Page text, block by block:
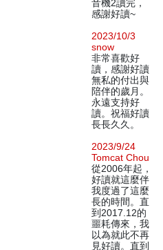
音機2讀完，
感謝好讀~
2023/10/3
snow
非常喜歡好
讀，感謝好讀
無私的付出與
陪伴的歲月。
永遠支持好
讀。祝福好讀
長長久久。
2023/9/24
Tomcat Chou
從2006年起，
好讀就這麼伴
我度過了這麼
長的時間。直
到2017.12的
噩耗傳來，我
以為就此不再
見好讀。直到